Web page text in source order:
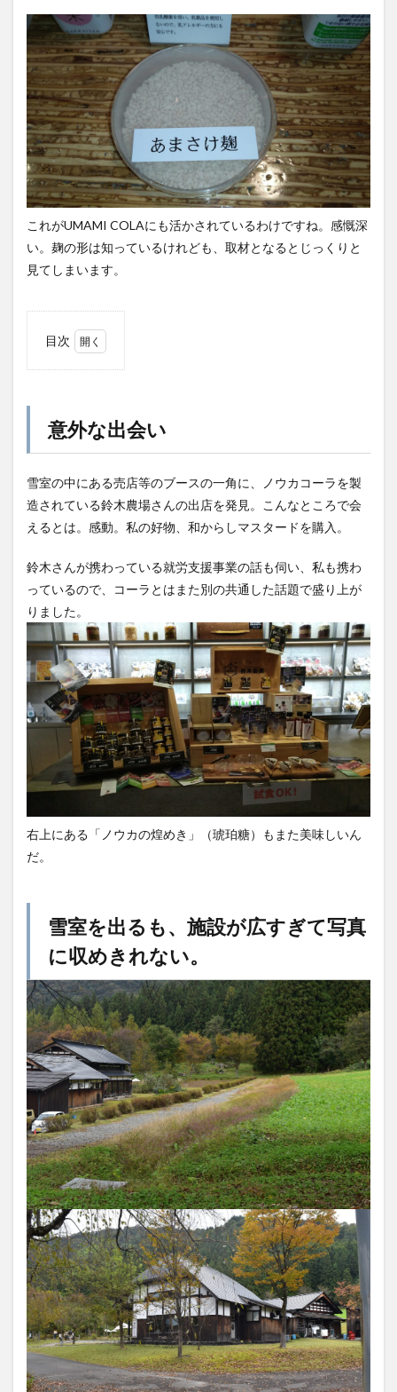
これがUMAMI COLAにも活かされているわけですね。感慨深
い。麹の形は知っているけれども、取材となるとじっくりと
見てしまいます。
目次
2
を出
る
も、
施設
て写
真に
きれ
な
い。
3
取材
と言
いつ
も、
巡り
なっ
4
麹
の効能を
書かなけ
れ
ば・・・
意外な出会い
雪室の中にある売店等のブースの一角に、ノウカコーラを製
造されている鈴木農場さんの出店を発見。こんなところで会
えるとは。感動。私の好物、和からしマスタードを購入。
鈴木さんが携わっている就労支援事業の話も伺い、私も携わ
っているので、コーラとはまた別の共通した話題で盛り上が
りました。
右上にある「ノウカの煌めき」（琥珀糖）もまた美味しいん
だ。
雪室を出るも、施設が広すぎて写真
に収めきれない。